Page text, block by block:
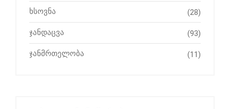
ხსოვნა (28)
ჯანდაცვა (93)
ჯანმრთელობა (11)